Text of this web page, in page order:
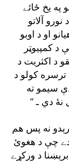
په يخ ځائے
آلاتو
او د اوبو
د کمپيوټر
د اکثريت د
کولو د
سيمو ته
دي ـ “
خپلواکۍ د ٦٨ کالو تېرېدو نه پس هم
دے چې د هغوئ
د ورکړے